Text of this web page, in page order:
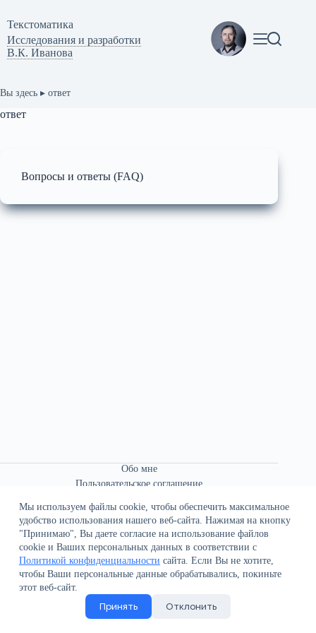
сути
Мы используем файлы cookie, чтобы обеспечить максимальное
удобство использования нашего веб-сайта. Нажимая на кнопку
"Принимаю", Вы даете согласие на использование файлов
cookie и Ваших персональных данных в соответствии с
Политикой конфиденциальности сайта. Если Вы не хотите,
чтобы Ваши персональные данные обрабатывались, покиньте
этот веб-сайт.
Принять
Отклонить
Текстоматикa
Исследования и разработки
В.К. Иванова
Вы здесь ▸ ответ
ответ
Вопросы и ответы (FAQ)
Обо мне
Пользовательское соглашение
Политика конфиденциальности
Поддержка сайта